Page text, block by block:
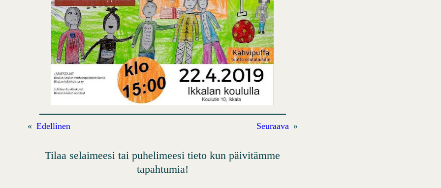
« Edellinen Seuraava »
Tilaa selaimeesi tai puhelimeesi tieto kun päivitämme
tapahtumia!